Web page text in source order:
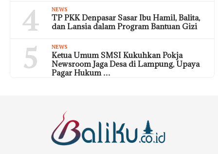
4 NEWS
TP PKK Denpasar Sasar Ibu Hamil, Balita,
dan Lansia dalam Program Bantuan Gizi
5 NEWS
Ketua Umum SMSI Kukuhkan Pokja
Newsroom Jaga Desa di Lampung, Upaya
Pagar Hukum …